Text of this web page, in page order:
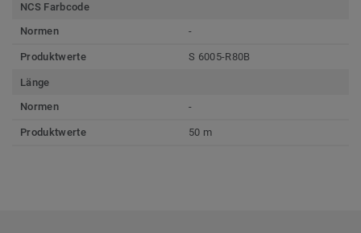
NCS Farbcode
Normen
-
Produktwerte S 6005-R80B
Länge
Normen
-
Produktwerte 50 m